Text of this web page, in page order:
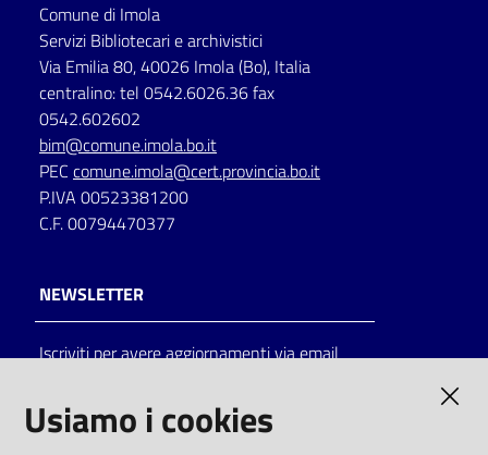
lettura
Seguici
su
Catalogo
on line
Comune di Imola
Servizi Bibliotecari e archivistici
Via Emilia 80, 40026 Imola (Bo), Italia
centralino: tel 0542.6026.36 fax
0542.602602
bim@comune.imola.bo.it
PEC comune.imola@cert.provincia.bo.it
P.IVA 00523381200
C.F. 00794470377
NEWSLETTER
Iscriviti per avere aggiornamenti via email
Usiamo i cookies